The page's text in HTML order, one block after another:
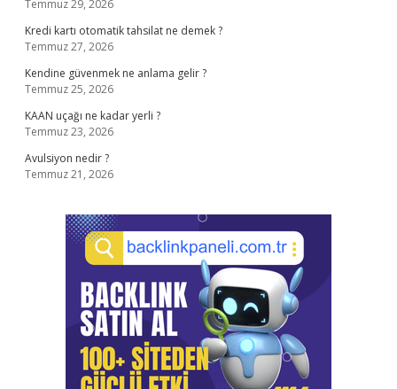
Temmuz 29, 2026
Kredi kartı otomatik tahsilat ne demek ?
Temmuz 27, 2026
Kendine güvenmek ne anlama gelir ?
Temmuz 25, 2026
KAAN uçağı ne kadar yerli ?
Temmuz 23, 2026
Avulsiyon nedir ?
Temmuz 21, 2026